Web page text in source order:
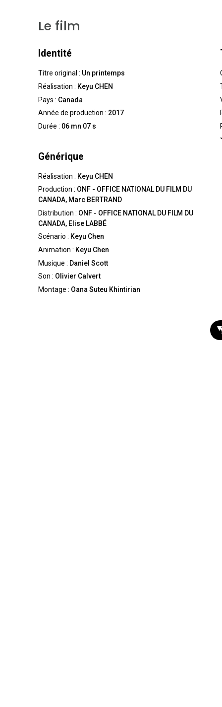
Le film
Identité
Titre original : Un printemps
Réalisation : Keyu CHEN
Pays : Canada
Année de production : 2017
Durée : 06 mn 07 s
Générique
Réalisation : Keyu CHEN
Production : ONF - OFFICE NATIONAL DU FILM DU
CANADA, Marc BERTRAND
Distribution : ONF - OFFICE NATIONAL DU FILM DU
CANADA, Elise LABBÉ
Scénario : Keyu Chen
Animation : Keyu Chen
Musique : Daniel Scott
Son : Olivier Calvert
Montage : Oana Suteu Khintirian